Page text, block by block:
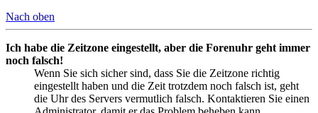
Nach oben
Ich habe die Zeitzone eingestellt, aber die Forenuhr geht immer
noch falsch!
Wenn Sie sich sicher sind, dass Sie die Zeitzone richtig
eingestellt haben und die Zeit trotzdem noch falsch ist, geht
die Uhr des Servers vermutlich falsch. Kontaktieren Sie einen